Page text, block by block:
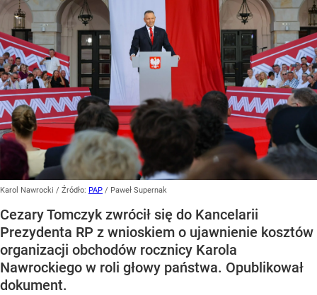
Karol Nawrocki / Źródło: PAP / Paweł Supernak
Cezary Tomczyk zwrócił się do Kancelarii
Prezydenta RP z wnioskiem o ujawnienie kosztów
organizacji obchodów rocznicy Karola
Nawrockiego w roli głowy państwa. Opublikował
dokument.